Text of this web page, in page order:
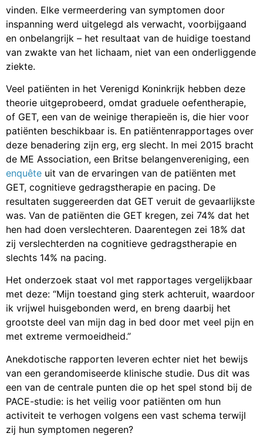
vinden. Elke vermeerdering van symptomen door
inspanning werd uitgelegd als verwacht, voorbijgaand
en onbelangrijk – het resultaat van de huidige toestand
van zwakte van het lichaam, niet van een onderliggende
ziekte.
Veel patiënten in het Verenigd Koninkrijk hebben deze
theorie uitgeprobeerd, omdat graduele oefentherapie,
of GET, een van de weinige therapieën is, die hier voor
patiënten beschikbaar is. En patiëntenrapportages over
deze benadering zijn erg, erg slecht. In mei 2015 bracht
de ME Association, een Britse belangenvereniging, een
enquête uit van de ervaringen van de patiënten met
GET, cognitieve gedragstherapie en pacing. De
resultaten suggereerden dat GET veruit de gevaarlijkste
was. Van de patiënten die GET kregen, zei 74% dat het
hen had doen verslechteren. Daarentegen zei 18% dat
zij verslechterden na cognitieve gedragstherapie en
slechts 14% na pacing.
Het onderzoek staat vol met rapportages vergelijkbaar
met deze: “Mijn toestand ging sterk achteruit, waardoor
ik vrijwel huisgebonden werd, en breng daarbij het
grootste deel van mijn dag in bed door met veel pijn en
met extreme vermoeidheid.”
Anekdotische rapporten leveren echter niet het bewijs
van een gerandomiseerde klinische studie. Dus dit was
een van de centrale punten die op het spel stond bij de
PACE-studie: is het veilig voor patiënten om hun
activiteit te verhogen volgens een vast schema terwijl
zij hun symptomen negeren?